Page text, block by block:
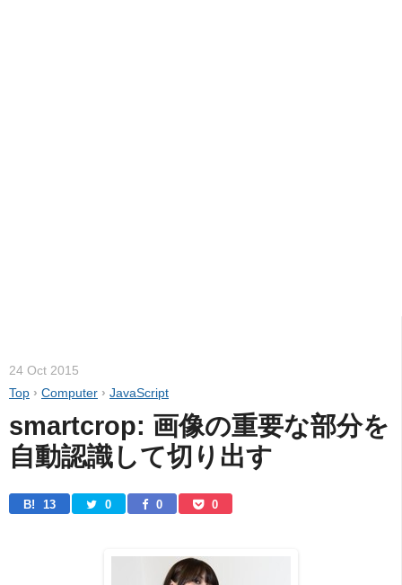
24 Oct 2015
Top › Computer › JavaScript
smartcrop: 画像の重要な部分を
自動認識して切り出す
B! 13 0 0 0